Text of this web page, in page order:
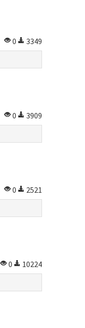
0
3349
0
3909
0
2521
0
10224